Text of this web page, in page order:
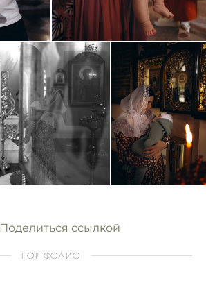
Поделиться ссылкой
ПОРТФОЛИО